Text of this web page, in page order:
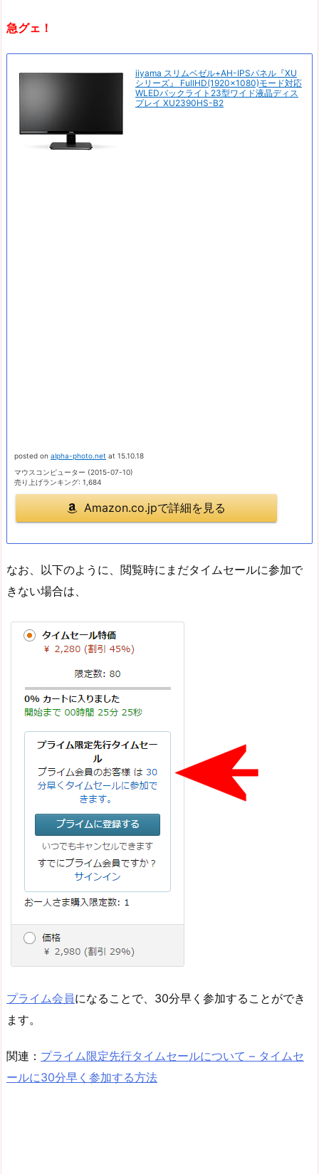
急グェ！
iiyama スリムベゼル+AH-IPSパネル『XU
シリーズ』 FullHD(1920×1080)モード対応
WLEDバックライト23型ワイド液晶ディス
プレイ XU2390HS-B2
posted on alpha-photo.net at 15.10.18
マウスコンピューター (2015-07-10)
売り上げランキング: 1,684
Amazon.co.jpで詳細を見る
なお、以下のように、閲覧時にまだタイムセールに参加で
きない場合は、
プライム会員になることで、30分早く参加することができ
ます。
関連： プライム限定先行タイムセールについて – タイムセ
ールに30分早く参加する方法